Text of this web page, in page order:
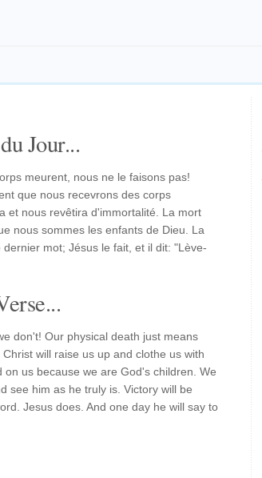
Jour...
meurent, nous ne le faisons pas!
que nous recevrons des corps
et nous revêtira d'immortalité. La mort
nous sommes les enfants de Dieu. La
mot; Jésus le fait, et il dit: "Lève-
don't! Our physical death just means
will raise us up and clothe us with
us because we are God's children. We
see him as he truly is. Victory will be
Jesus does. And one day he will say to